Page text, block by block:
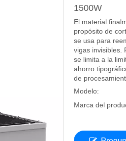
1500W
El material
propósito de
se usa para
vigas invisibles.
se limita a la
ahorro
de
Modelo:
Marca del